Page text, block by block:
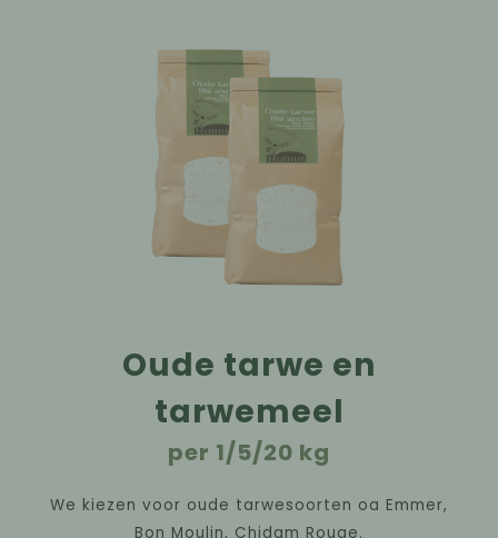
Oude tarwe en
tarwemeel
We kiezen voor oude tarwesoorten oa Emmer,
Bon Moulin, Chidam Rouge.
per 1/5/20 kg